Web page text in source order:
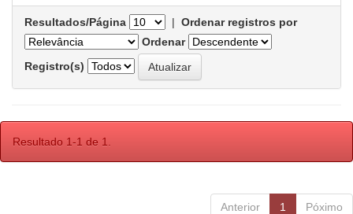
Resultados/Página | Ordenar registros por
Ordenar
Registro(s)
Resultado 1-1 de 1.
Anterior 1 Póximo